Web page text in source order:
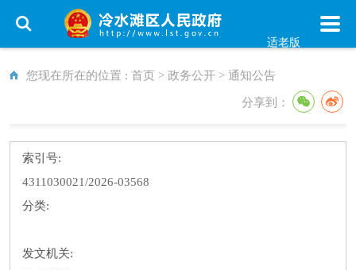
适老版
您现在所在的位置 : 首页 > 政务公开 > 通知公告
分享到：
索引号:
4311030021/2026-03568
分类:
发文机关: